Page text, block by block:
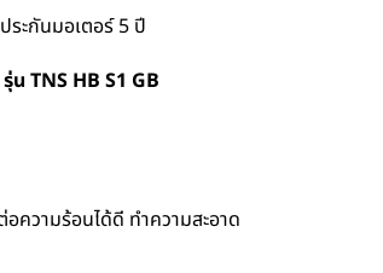
ระกันมอเตอร์ 5 ปี
น TNS HB S1 GB
ความร้อนได้ดี ทำความสะอาด